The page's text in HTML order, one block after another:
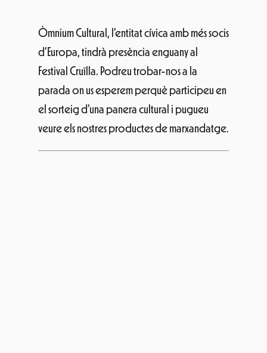
Òmnium Cultural, l’entitat cívica amb més socis
d’Europa, tindrà presència enguany al
Festival Cruïlla. Podreu trobar-nos a la
parada on us esperem perquè participeu en
el sorteig d’una panera cultural i pugueu
veure els nostres productes de marxandatge.